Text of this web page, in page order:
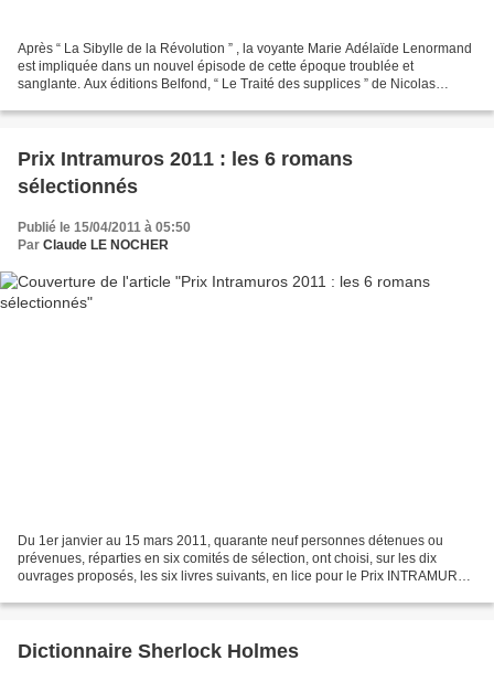
Après “ La Sibylle de la Révolution ” , la voyante Marie Adélaïde Lenormand
est impliquée dans un nouvel épisode de cette époque troublée et
sanglante. Aux éditions Belfond, “ Le Traité des supplices ” de Nicolas
Prix Intramuros 2011 : les 6 romans
sélectionnés
Publié le 15/04/2011 à 05:50
Par Claude LE NOCHER
Du 1er janvier au 15 mars 2011, quarante neuf personnes détenues ou
prévenues, réparties en six comités de sélection, ont choisi, sur les dix
ouvrages proposés, les six livres suivants, en lice pour le Prix INTRAMUROS
Dictionnaire Sherlock Holmes